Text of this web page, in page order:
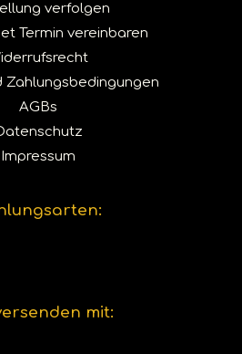
verfolgen
Termin vereinbaren
Zahlungsbedingungen
AGBs
Impressum
mit: